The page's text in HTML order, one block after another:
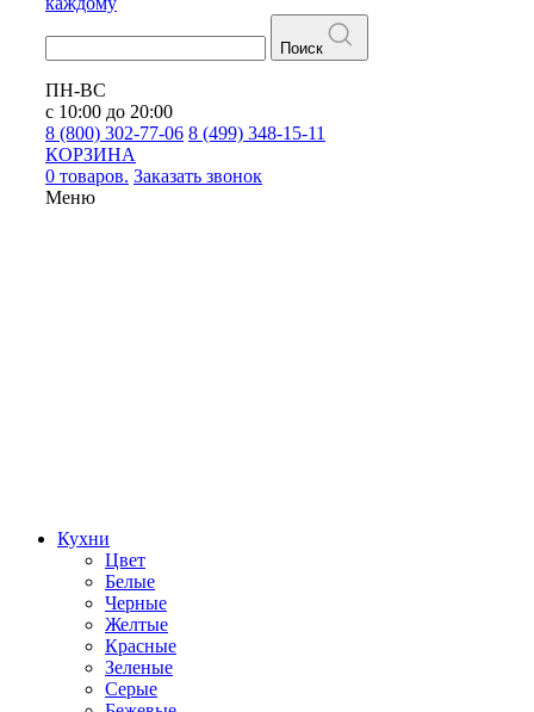
Поиск
ПН-ВС
с 10:00 до 20:00
8 (800) 302-77-06 8 (499) 348-15-11
КОРЗИНА
0 товаров. Заказать звонок
Меню
Кухни
Цвет
Белые
Черные
Желтые
Красные
Зеленые
Серые